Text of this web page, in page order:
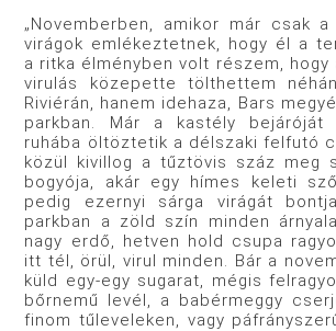
„Novemberben, amikor már csak
virágok emlékeztetnek, hogy él a
a ritka élményben volt részem, hogy
virulás közepette tölthettem
Riviérán, hanem idehaza, Bars
parkban. Már a kastély bejáróját
ruhába öltöztetik a délszaki felfutó
közül kivillog a tűztövis száz meg
bogyója, akár egy hímes keleti
pedig ezernyi sárga virágát
parkban a zöld szín minden
nagy erdő, hetven hold csupa
itt tél, örül, virul minden. Bár a
küld egy-egy sugarat, mégis
bőrnemű levél, a babérmeggy
finom tűleveleken, vagy